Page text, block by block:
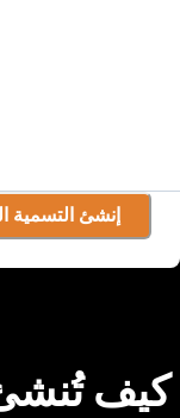
إنشئ التسمية
كيف تُنشئ